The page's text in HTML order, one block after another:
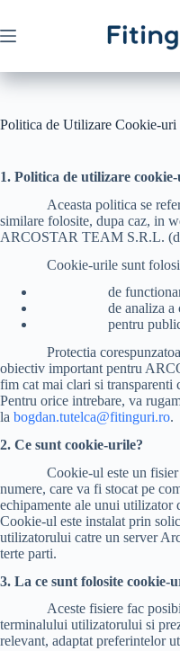
Politica de Utilizare Cookie-uri
1. Politica de utilizare
Aceasta politica se refera
similare folosite, dupa caz, in
ARCOSTAR TEAM S.R.L.
Cookie-urile sunt folosite
de functionare
de analiza a
pentru
Protectia corespunzatoare
obiectiv important pentru
fim cat mai clari si transparenti
Pentru orice intrebare, va
la bogdan.tutelca@fitinguri.ro.
2. Ce sunt cookie-urile?
Cookie-ul este un fisier
numere, care va fi stocat pe
echipamente ale unui utilizator
Cookie-ul este instalat prin
utilizatorului catre un server
terte parti.
3. La ce sunt folosite cookie-
Aceste fisiere fac posibila
terminalului utilizatorului si
relevant, adaptat preferintelor